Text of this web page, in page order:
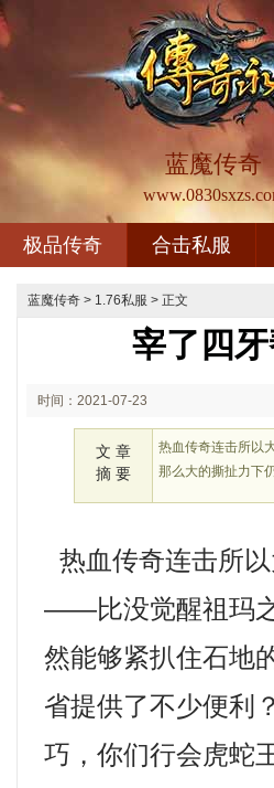
蓝魔传奇
极品传奇 合击私服
蓝魔传奇 > 1.76私服 > 正文
宰了四
时间：2021-07-23
文 章
摘 要
热血传奇连击所以
那么大的撕扯力下
热血传奇连击所
——比没觉醒祖玛
然能够紧扒住石地
省提供了不少便利
巧，你们行会虎蛇